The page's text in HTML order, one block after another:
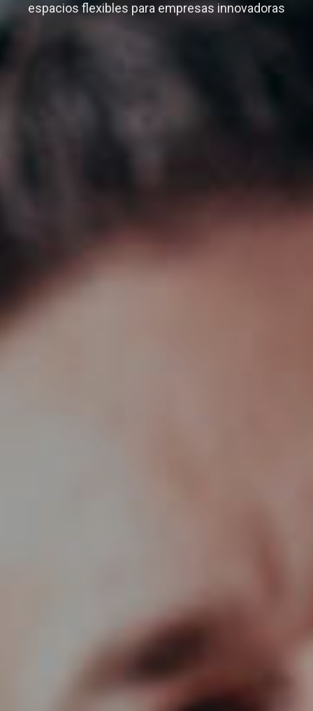
espacios flexibles para empresas innovadoras